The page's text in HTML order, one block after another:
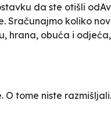
da ste otišli
Sračunajmo koliko
hrana, obuća i
O tome niste razmišljali.